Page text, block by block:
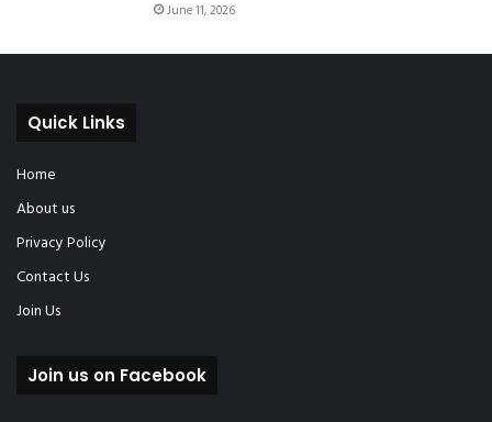
June 11, 2026
Quick Links
Home
About us
Privacy Policy
Contact Us
Join Us
Join us on Facebook